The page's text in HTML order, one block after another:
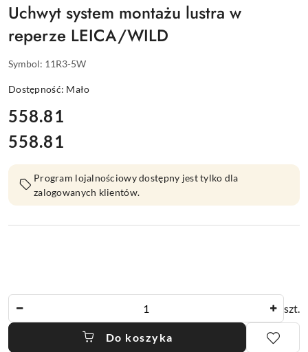
Uchwyt system montażu lustra w
reperze LEICA/WILD
Symbol: 11R3-5W
Dostępność: Mało
cena:
558.81
Cena:
558.81
Program lojalnościowy dostępny jest tylko dla
zalogowanych klientów.
szt.
Do koszyka